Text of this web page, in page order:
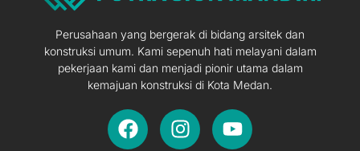
Perusahaan yang bergerak di bidang arsitek dan
konstruksi umum. Kami sepenuh hati melayani dalam
pekerjaan kami dan menjadi pionir utama dalam
kemajuan konstruksi di Kota Medan.
F
a
I
n
Y
o